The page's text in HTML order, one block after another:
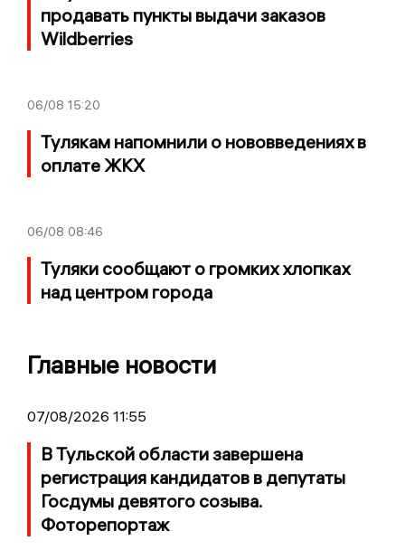
продавать пункты выдачи заказов
Wildberries
06/08 15:20
Тулякам напомнили о нововведениях в
оплате ЖКХ
06/08 08:46
Туляки сообщают о громких хлопках
над центром города
Главные новости
07/08/2026 11:55
В Тульской области завершена
регистрация кандидатов в депутаты
Госдумы девятого созыва.
Фоторепортаж